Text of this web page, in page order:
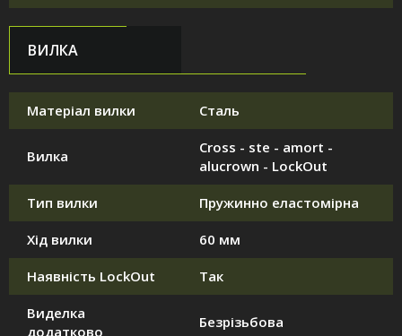
ВИЛКА
Матеріал вилки Сталь
Вилка
Cross - ste - amort -
alucrown - LockOut
Тип вилки Пружинно еластомірна
Хід вилки 60 мм
Наявність LockOut Так
Виделка
додатково
Безрізьбова